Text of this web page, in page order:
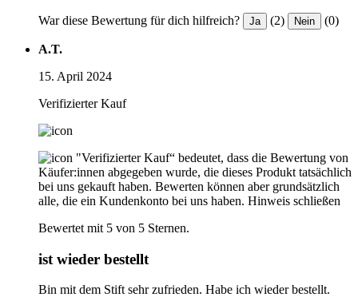
War diese Bewertung für dich hilfreich? Ja (2) Nein (0)
A.T.
15. April 2024
Verifizierter Kauf
"Verifizierter Kauf“ bedeutet, dass die Bewertung von
Käufer:innen abgegeben wurde, die dieses Produkt tatsächlich
bei uns gekauft haben. Bewerten können aber grundsätzlich
alle, die ein Kundenkonto bei uns haben. Hinweis schließen
Bewertet mit 5 von 5 Sternen.
ist wieder bestellt
Bin mit dem Stift sehr zufrieden. Habe ich wieder bestellt.